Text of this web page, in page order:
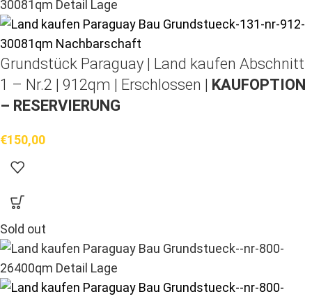
Grundstück Paraguay | Land kaufen Abschnitt
1 – Nr.2 | 912qm | Erschlossen | KAUFOPTION
– RESERVIERUNG
€150,00
Sold out